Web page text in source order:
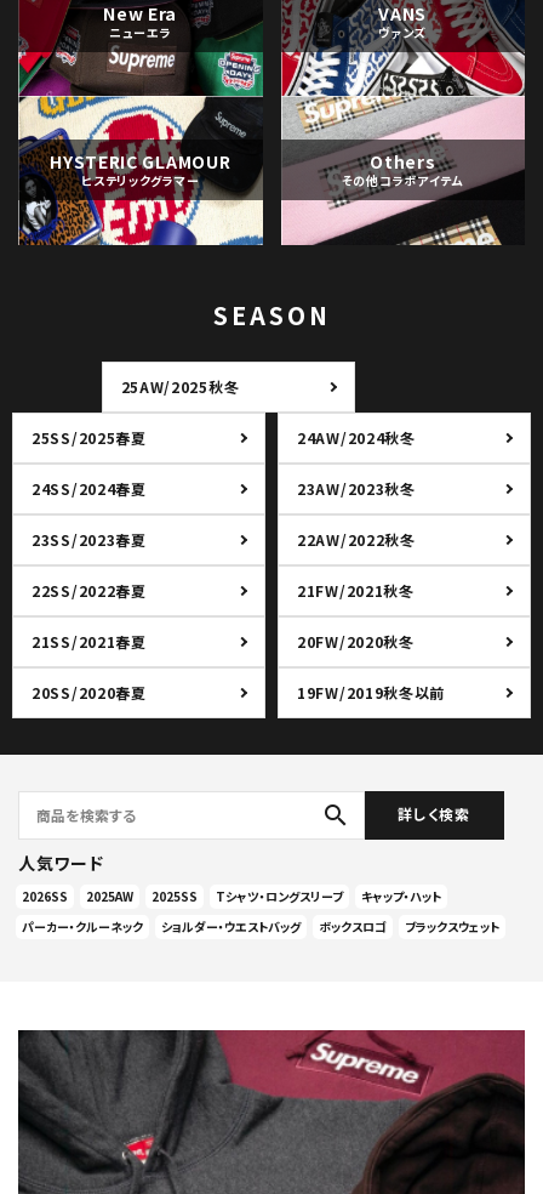
New Era
ニューエラ
VANS
ヴァンズ
HYSTERIC GLAMOUR
ヒステリックグラマー
Others
その他コラボアイテム
SEASON
25AW/2025秋冬
25SS/2025春夏 24AW/2024秋冬
24SS/2024春夏 23AW/2023秋冬
23SS/2023春夏 22AW/2022秋冬
22SS/2022春夏 21FW/2021秋冬
21SS/2021春夏 20FW/2020秋冬
20SS/2020春夏 19FW/2019秋冬以前
search 詳しく検索
人気ワード
2026SS 2025AW 2025SS Tシャツ・ロングスリーブ
キャップ・ハット
パーカー・クルーネック
ショルダー・ウエストバッグ ボックスロゴ ブラックスウェット